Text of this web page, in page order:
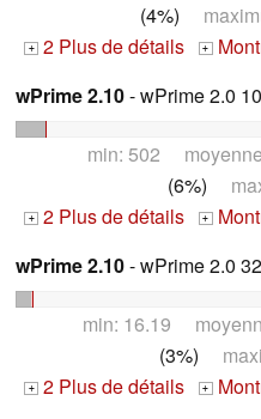
(4%)
+ 2 Plus de détails +
wPrime 2.10- wPrime 2.0
min: 502
(6%)
+ 2 Plus de détails +
wPrime 2.10- wPrime 2.0
min: 16.19
(3%)
+ 2 Plus de détails +